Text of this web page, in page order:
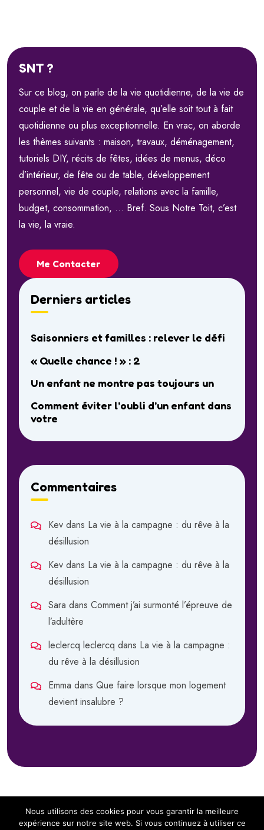
SNT ?
Sur ce blog, on parle de la vie quotidienne, de la vie de
couple et de la vie en générale, qu’elle soit tout à fait
quotidienne ou plus exceptionnelle. En vrac, on aborde
les thèmes suivants : maison, travaux, déménagement,
tutoriels DIY, récits de fêtes, idées de menus, déco
d’intérieur, de fête ou de table, développement
personnel, vie de couple, relations avec la famille,
budget, consommation, … Bref. Sous Notre Toit, c’est
la vie, la vraie.
Me Contacter
Derniers articles
Saisonniers et familles : relever le défi
« Quelle chance ! » : 2
Un enfant ne montre pas toujours un
Comment éviter l’oubli d’un enfant dans
votre
Commentaires
Kev dans La vie à la campagne : du rêve à la
désillusion
Kev dans La vie à la campagne : du rêve à la
désillusion
Sara dans Comment j’ai surmonté l’épreuve de
l’adultère
leclercq leclercq dans La vie à la campagne :
du rêve à la désillusion
Emma dans Que faire lorsque mon logement
devient insalubre ?
Nous utilisons des cookies pour vous garantir la meilleure
expérience sur notre site web. Si vous continuez à utiliser ce